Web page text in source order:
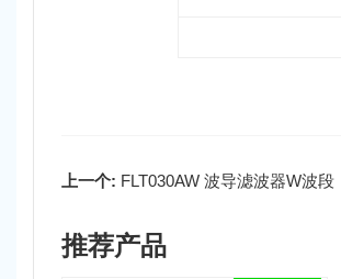
上一个: FLT030AW 波导滤波器W波段
推荐产品